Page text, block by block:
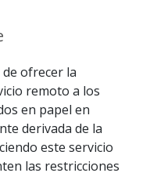
ofrecer la
remoto a los
en papel en
derivada de la
este servicio
las restricciones